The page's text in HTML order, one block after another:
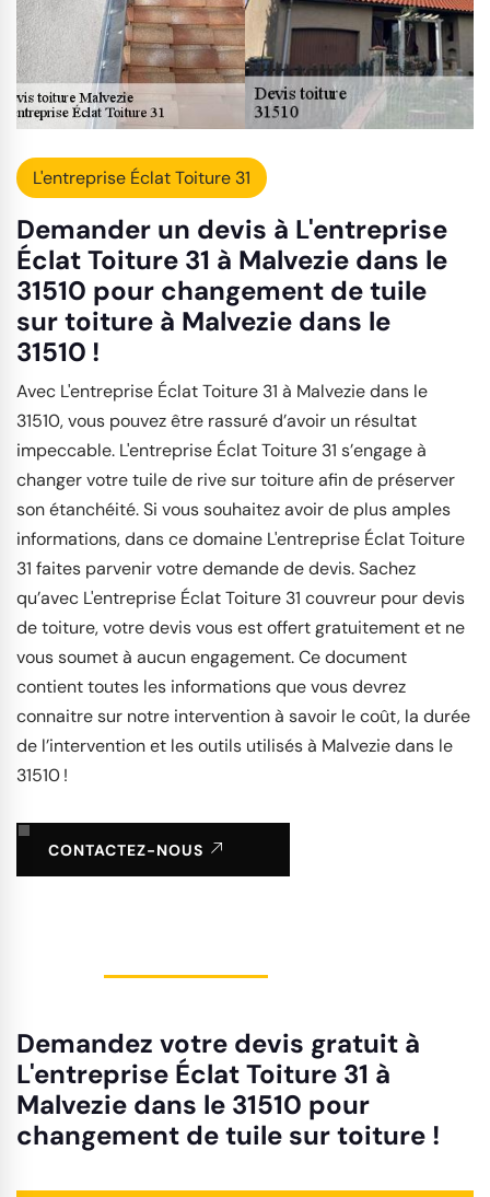
L'entreprise Éclat Toiture 31
Demander un devis à L'entreprise
Éclat Toiture 31 à Malvezie dans le
31510 pour changement de tuile
sur toiture à Malvezie dans le
31510 !
Avec L'entreprise Éclat Toiture 31 à Malvezie dans le
31510, vous pouvez être rassuré d’avoir un résultat
impeccable. L'entreprise Éclat Toiture 31 s’engage à
changer votre tuile de rive sur toiture afin de préserver
son étanchéité. Si vous souhaitez avoir de plus amples
informations, dans ce domaine L'entreprise Éclat Toiture
31 faites parvenir votre demande de devis. Sachez
qu’avec L'entreprise Éclat Toiture 31 couvreur pour devis
de toiture, votre devis vous est offert gratuitement et ne
vous soumet à aucun engagement. Ce document
contient toutes les informations que vous devrez
connaitre sur notre intervention à savoir le coût, la durée
de l’intervention et les outils utilisés à Malvezie dans le
31510 !
CONTACTEZ-NOUS
Demandez votre devis gratuit à
L'entreprise Éclat Toiture 31 à
Malvezie dans le 31510 pour
changement de tuile sur toiture !